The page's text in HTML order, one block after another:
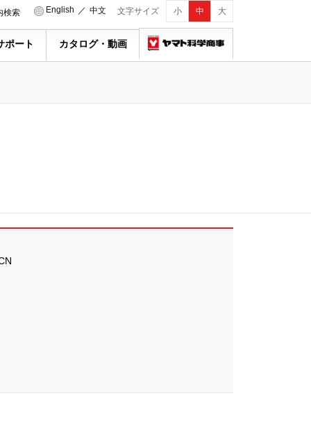
文字サイズ 小 中 大
English ／ 中文
検索
ポート カタログ・動画